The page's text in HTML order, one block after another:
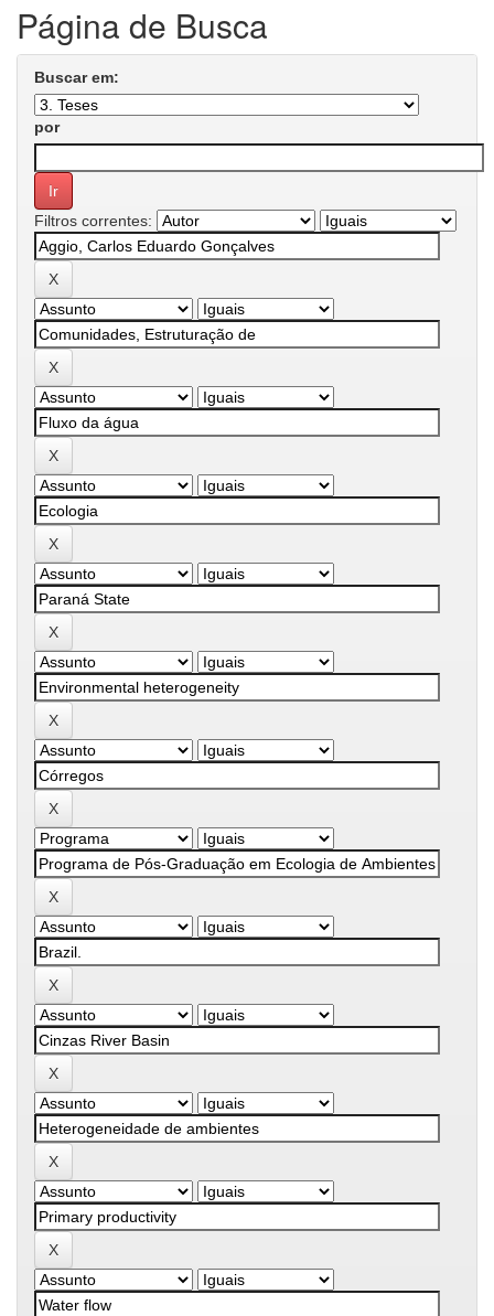
Página de Busca
Buscar em:
por
Filtros correntes: